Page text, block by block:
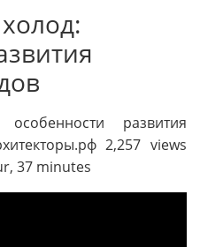
развития
2,257 views
37 minutes